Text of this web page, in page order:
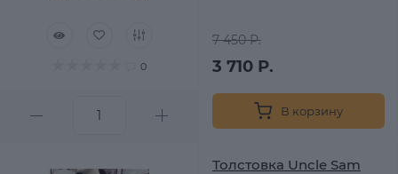
0
7 450 Р.
3 710 Р.
В корзину
Толстовка Uncle Sam